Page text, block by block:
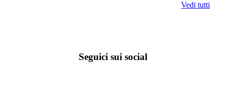
Vedi tutti
Seguici sui social